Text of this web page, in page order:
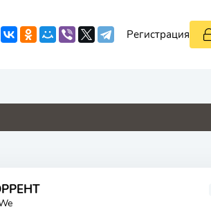
Регистрация
0 2 0